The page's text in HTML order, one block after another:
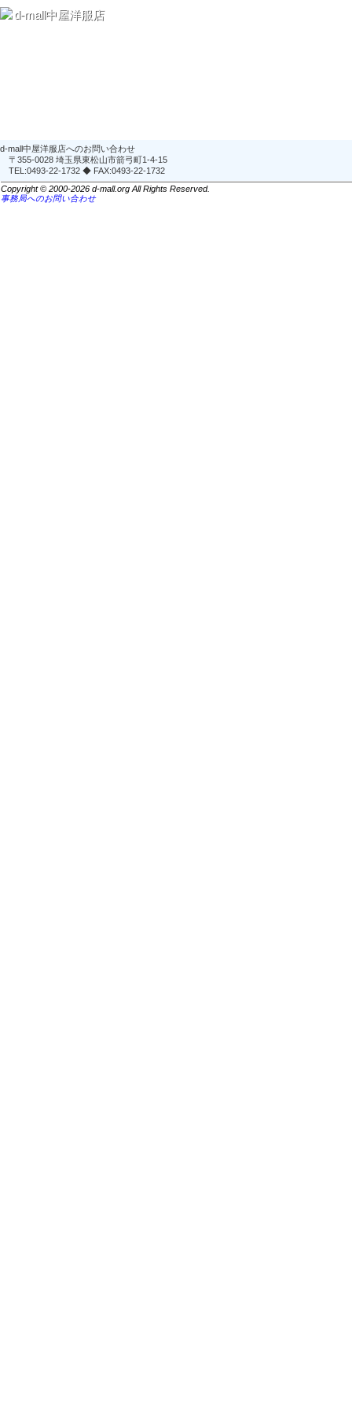
d-mall中屋洋服店
d-mall中屋洋服店へのお問い合わせ
〒355-0028 埼玉県東松山市箭弓町1-4-15
TEL:0493-22-1732 ◆ FAX:0493-22-1732
Copyright © 2000-2026 d-mall.org All Rights Reserved.
事務局へのお問い合わせ